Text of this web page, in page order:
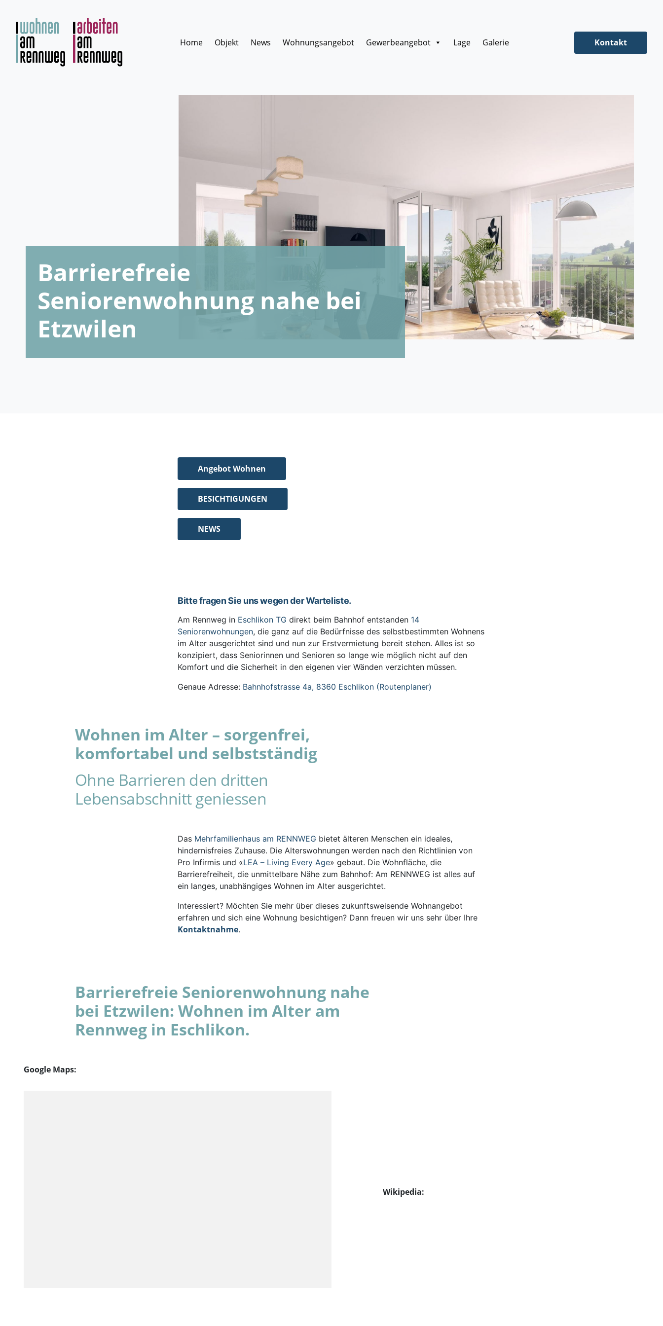
springen
Home
Objekt News Wohnungsangebot Gewerbeangebot Lage Galerie Kontakt
Barrierefreie
Seniorenwohnung nahe bei
Etzwilen
Angebot Wohnen
BESICHTIGUNGEN
NEWS
Bitte fragen Sie uns wegen der Warteliste.
Am Rennweg in Eschlikon TG direkt beim Bahnhof entstanden 14
Seniorenwohnungen, die ganz auf die Bedürfnisse des selbstbestimmten Wohnens
im Alter ausgerichtet sind und nun zur Erstvermietung bereit stehen. Alles ist so
konzipiert, dass Seniorinnen und Senioren so lange wie möglich nicht auf den
Komfort und die Sicherheit in den eigenen vier Wänden verzichten müssen.
Genaue Adresse: Bahnhofstrasse 4a, 8360 Eschlikon (Routenplaner)
Wohnen im Alter – sorgenfrei,
komfortabel und selbstständig
Ohne Barrieren den dritten
Lebensabschnitt geniessen
Das Mehrfamilienhaus am RENNWEG bietet älteren Menschen ein ideales,
hindernisfreies Zuhause. Die Alterswohnungen werden nach den Richtlinien von
Pro Infirmis und «LEA – Living Every Age» gebaut. Die Wohnfläche, die
Barrierefreiheit, die unmittelbare Nähe zum Bahnhof: Am RENNWEG ist alles auf
ein langes, unabhängiges Wohnen im Alter ausgerichtet.
Interessiert? Möchten Sie mehr über dieses zukunftsweisende Wohnangebot
erfahren und sich eine Wohnung besichtigen? Dann freuen wir uns sehr über Ihre
Kontaktnahme.
Barrierefreie Seniorenwohnung nahe
bei Etzwilen: Wohnen im Alter am
Rennweg in Eschlikon.
Google Maps:
Wikipedia: